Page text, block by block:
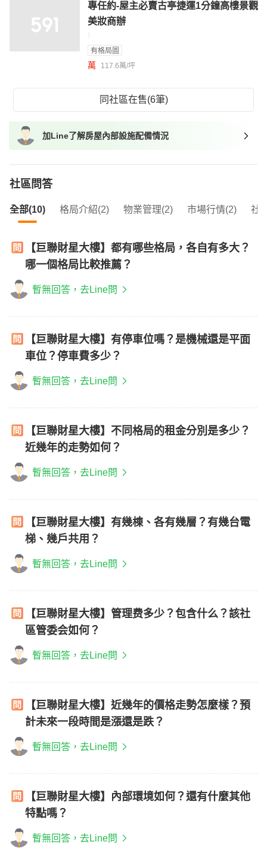
專任約-屋主必賣古亭捷運1分鐘高樓景觀
美妝商辦
有格局圖
萬 117.6萬/坪
同社區在售(6筆)
加Line了解房屋內部設施配備情況
社區問答
全部(10) 格局介紹(2) 物業管理(2) 市場行情(2) 社
【巨聯財星大樓】都有哪些格局，各自有多大？
哪一個格局比較推薦？
暫無回答，去Line問
【巨聯財星大樓】有停車位嗎？是機械還是平面
車位？停車費多少？
暫無回答，去Line問
【巨聯財星大樓】不同格局的租金分別是多少？
近幾年的走勢如何？
暫無回答，去Line問
【巨聯財星大樓】有幾棟、各有幾層？有幾台電
梯、幾戶共用？
暫無回答，去Line問
【巨聯財星大樓】管理费多少？包含什么？該社
區管委会如何？
暫無回答，去Line問
【巨聯財星大樓】近幾年的價格走勢怎麼樣？預
計未來一段時間是漲還是跌？
暫無回答，去Line問
【巨聯財星大樓】內部環境如何？還有什麼其他
特點嗎？
暫無回答，去Line問